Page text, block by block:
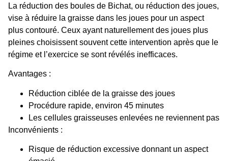
La réduction des boules de Bichat, ou réduction des joues,
vise à réduire la graisse dans les joues pour un aspect
plus contouré. Ceux ayant naturellement des joues plus
pleines choisissent souvent cette intervention après que le
régime et l’exercice se sont révélés inefficaces.
Avantages :
Réduction ciblée de la graisse des joues
Procédure rapide, environ 45 minutes
Les cellules graisseuses enlevées ne reviennent pas
Inconvénients :
Risque de réduction excessive donnant un aspect